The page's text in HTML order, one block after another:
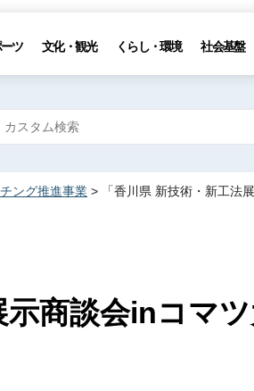
ツ 文化・観光 くらし・環境 社会基盤
ング推進事業 > 「香川県 新技術・新工法
示商談会inコマ